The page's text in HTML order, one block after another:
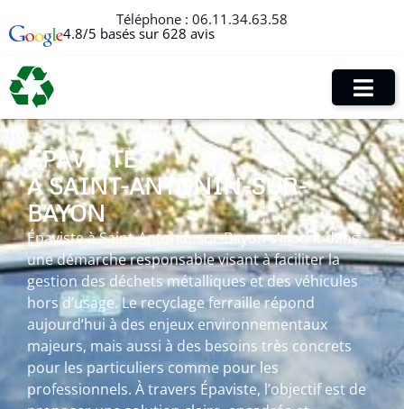
Téléphone : 06.11.34.63.58
4.8/5 basés sur 628 avis
ÉPAVISTE
À SAINT-ANTONIN-SUR-
BAYON
Épaviste à Saint-Antonin-sur-Bayon s’inscrit dans
une démarche responsable visant à faciliter la
gestion des déchets métalliques et des véhicules
hors d’usage. Le recyclage ferraille répond
aujourd’hui à des enjeux environnementaux
majeurs, mais aussi à des besoins très concrets
pour les particuliers comme pour les
professionnels. À travers Épaviste, l’objectif est de